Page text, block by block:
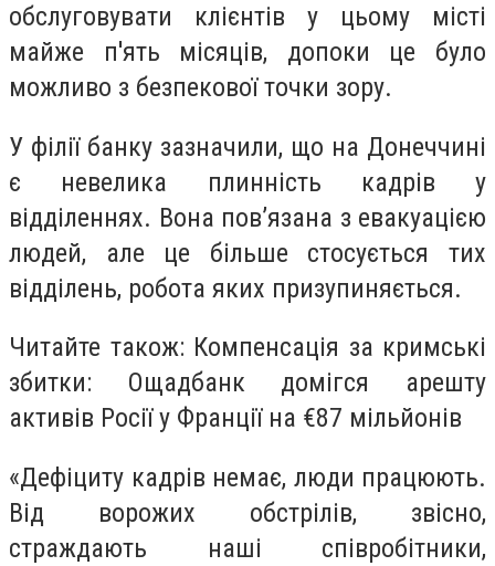
обслуговувати клієнтів у цьому місті
майже п'ять місяців, допоки це було
можливо з безпекової точки зору.
У філії банку зазначили, що на Донеччині
є невелика плинність кадрів у
відділеннях. Вона пов’язана з евакуацією
людей, але це більше стосується тих
відділень, робота яких призупиняється.
Читайте також: Компенсація за кримські
збитки: Ощадбанк домігся арешту
активів Росії у Франції на €87 мільйонів
«Дефіциту кадрів немає, люди працюють.
Від ворожих обстрілів, звісно,
страждають наші співробітники,